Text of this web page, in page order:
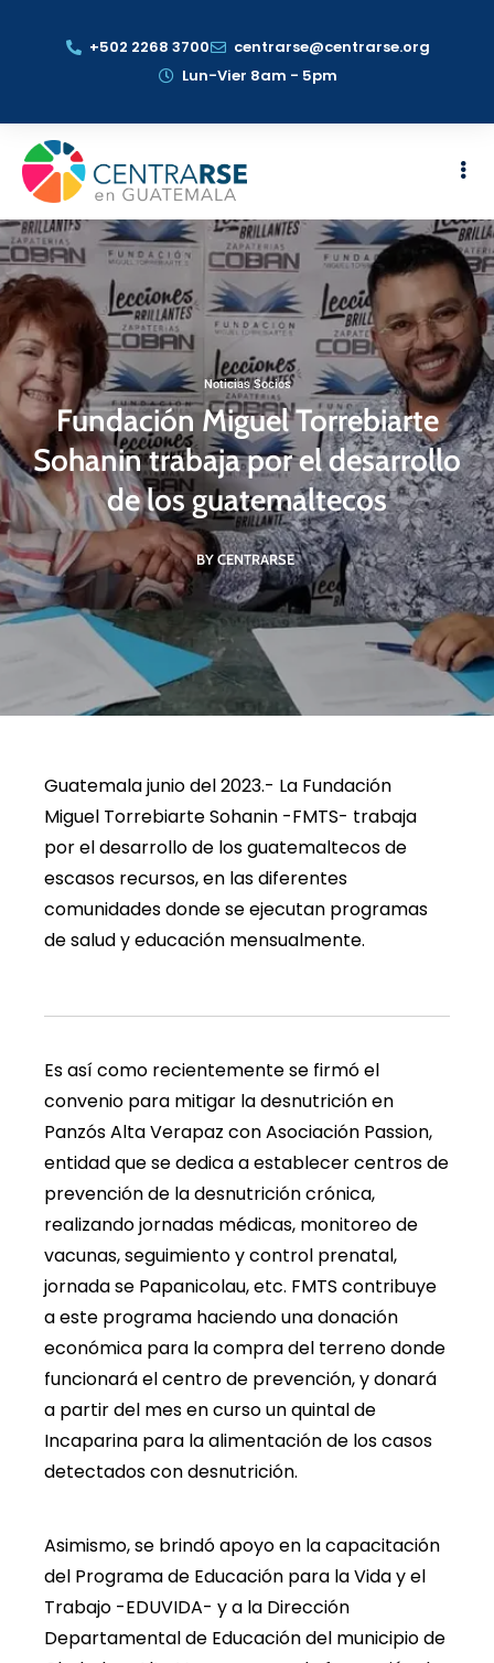
+502 2268 3700
centrarse@centrarse.org
Lun-Vier 8am - 5pm
Noticias Socios
Fundación Miguel Torrebiarte
Sohanin trabaja por el desarrollo
de los guatemaltecos
BY CENTRARSE
Guatemala junio del 2023.- La Fundación
Miguel Torrebiarte Sohanin -FMTS- trabaja
por el desarrollo de los guatemaltecos de
escasos recursos, en las diferentes
comunidades donde se ejecutan programas
de salud y educación mensualmente.
Es así como recientemente se firmó el
convenio para mitigar la desnutrición en
Panzós Alta Verapaz con Asociación Passion,
entidad que se dedica a establecer centros de
prevención de la desnutrición crónica,
realizando jornadas médicas, monitoreo de
vacunas, seguimiento y control prenatal,
jornada se Papanicolau, etc. FMTS contribuye
a este programa haciendo una donación
económica para la compra del terreno donde
funcionará el centro de prevención, y donará
a partir del mes en curso un quintal de
Incaparina para la alimentación de los casos
detectados con desnutrición.
Asimismo, se brindó apoyo en la capacitación
del Programa de Educación para la Vida y el
Trabajo -EDUVIDA- y a la Dirección
Departamental de Educación del municipio de